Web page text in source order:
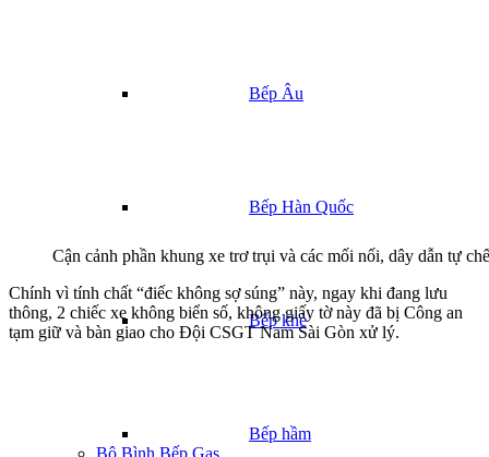
Bếp Âu
Bếp Hàn Quốc
Bếp khè
Bếp hầm
Bộ Bình Bếp Gas
Cận cảnh phần khung xe trơ trụi và các mối nối, dây dẫn tự
Chính vì tính chất “điếc không sợ súng” này, ngay khi đang lưu
thông, 2 chiếc xe không biển số, không giấy tờ này đã bị Công an
tạm giữ và bàn giao cho Đội CSGT Nam Sài Gòn xử lý.